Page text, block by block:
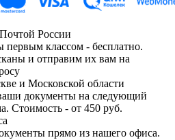
России
классом - бесплатно.
и отправим их вам на
и Московской области
документы на следующий
Стоимость - от 450 руб.
прямо из нашего офиса.